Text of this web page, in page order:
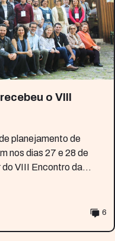
o VIII
planejamento de
nos dias 27 e 28 de
do VIII Encontro da
6